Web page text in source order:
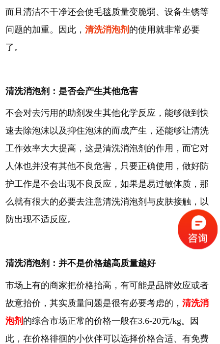
而且清洁不干净还会使毛毯质量变脆弱、设备生锈等
问题的加重。因此，清洗消泡剂 的使用就非常必要
了。
清洗消泡剂：是否会产生其他危害
不会对去污用的助剂发生其他化学反应，能够做到快
速去除泡沫以及抑住泡沫的而成产生，还能够让清洗
工作效率大大提高，这是清洗消泡剂的作用，而它对
人体也并没有其他不良危害，只要正确使用，做好防
护工作是不会出现不良反应，如果是易过敏体质，那
么就有很大的必要去注意清洗消泡剂与皮肤接触，以
防出现不适反应。
清洗消泡剂：并不是价格越高质量越好
市场上有的商家把价格抬高，有可能是品牌效应或者
故意抬价，其实质量问题是很有必要考虑的，清洗消
泡剂 的综合市场正常的价格一般在3.6-20元/kg。因
此，在价格徘徊的小伙伴可以选择价格合适、有免费